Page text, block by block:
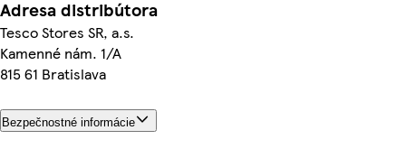
Adresa distribútora
Tesco Stores SR, a.s.
Kamenné nám. 1/A
815 61 Bratislava
Bezpečnostné informácie